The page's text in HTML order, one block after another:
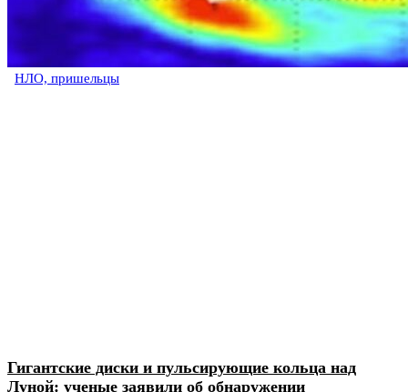
НЛО, пришельцы
Гигантские диски и пульсирующие кольца над
Луной: ученые заявили об обнаружении